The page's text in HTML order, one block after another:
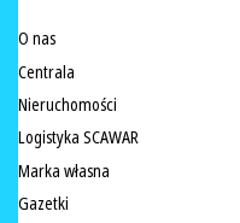
O nas
Centrala
Nieruchomości
Logistyka SCAWAR
Marka własna
Gazetki